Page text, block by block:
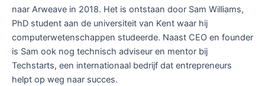
naar Arweave in 2018. Het is ontstaan door Sam Williams,
PhD student aan de universiteit van Kent waar hij
computerwetenschappen studeerde. Naast CEO en founder
is Sam ook nog technisch adviseur en mentor bij
Techstarts, een internationaal bedrijf dat entrepreneurs
helpt op weg naar succes.